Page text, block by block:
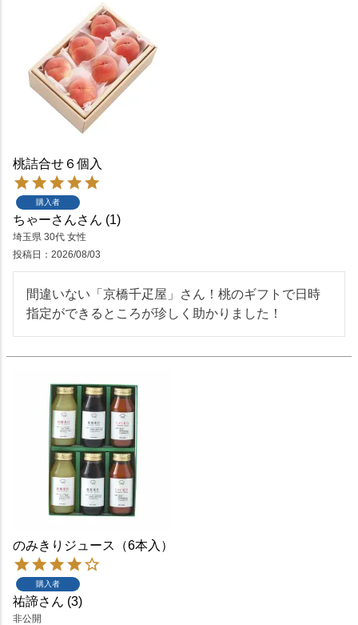
桃詰合せ６個入
購入者
ちゃーさん 1
埼玉県 30代 女性
投稿日
2026/08/03
間違いない「京橋千疋屋」さん！桃のギフトで日時
指定ができるところが珍しく助かりました！
のみきりジュース（6本入）
購入者
祐諦 3
非公開